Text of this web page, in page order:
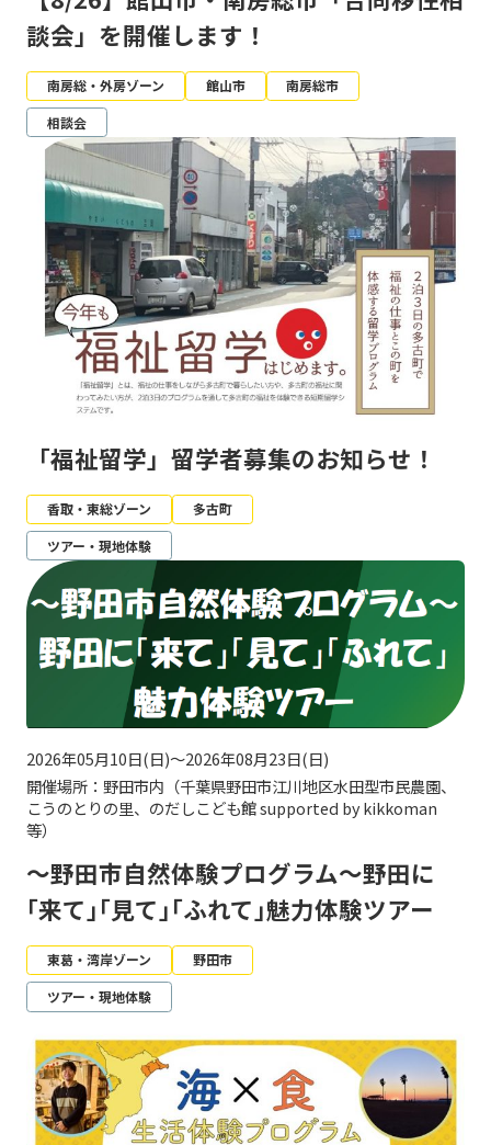
談会」を開催します！
南房総・外房ゾーン 館山市
南房総市
相談会
「福祉留学」留学者募集のお知らせ！
香取・東総ゾーン
多古町
ツアー・現地体験
2026年05月10日(日)～2026年08月23日(日)
開催場所：野田市内（千葉県野田市江川地区水田型市民農園、
こうのとりの里、のだしこども館 supported by kikkoman
等）
～野田市自然体験プログラム～野田に
｢来て｣｢見て｣｢ふれて｣魅力体験ツアー
東葛・湾岸ゾーン
野田市
ツアー・現地体験